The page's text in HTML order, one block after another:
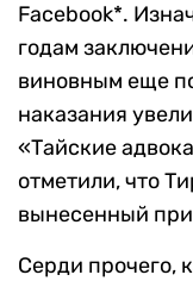
Facebook*.
годам
виновным еще
наказания
«Тайские
отметили, что
вынесенный
Серди прочего,